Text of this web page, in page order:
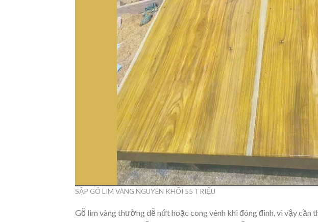
SẬP GỖ LIM VÀNG NGUYÊN KHỐI 55 TRIỆU
Gỗ lim vàng thường dễ nứt hoặc cong vênh khi đóng đinh, vì vậy cần